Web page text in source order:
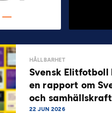
HÅLLBARHET
Svensk
en rapport om
och samhällskraft
22 JUN 2026